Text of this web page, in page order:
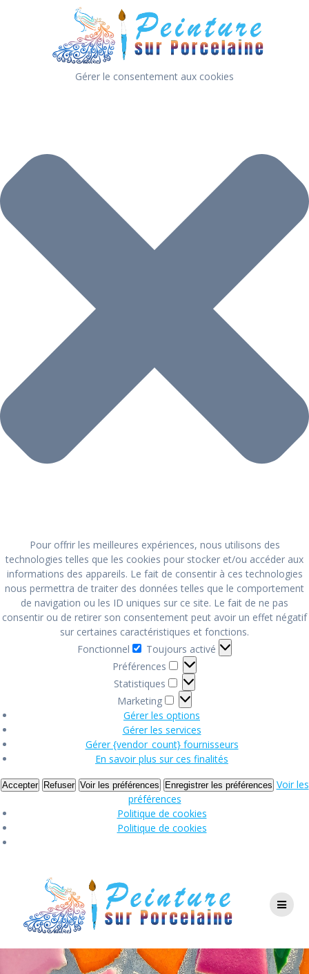
Gérer le consentement aux cookies
Pour offrir les meilleures expériences, nous utilisons des
technologies telles que les cookies pour stocker et/ou accéder aux
informations des appareils. Le fait de consentir à ces technologies
nous permettra de traiter des données telles que le comportement
de navigation ou les ID uniques sur ce site. Le fait de ne pas
consentir ou de retirer son consentement peut avoir un effet négatif
sur certaines caractéristiques et fonctions.
Fonctionnel
Fonctionnel
Toujours activé
Préférences
Préférences
Statistiques Statistiques
Marketing Marketing
Gérer les options
Gérer les services
Gérer {vendor_count} fournisseurs
En savoir plus sur ces finalités
Accepter Refuser Voir les préférences Enregistrer les préférences Voir les
préférences
Politique de cookies
Politique de cookies
contenu